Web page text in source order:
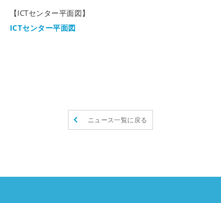
【ICTセンター平面図】
ICTセンター平面図
ニュース一覧に戻る